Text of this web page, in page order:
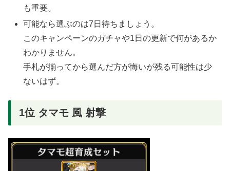
も重要。
可能なら選ぶのは7日待ちましょう。
このキャンペーンのガチャや1日の更新で何があるか
わかりません。
手札が揃ってから選んだ方が悔いが残る可能性は少
ないはず。
1位 タマモ 風 射撃